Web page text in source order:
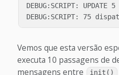
DEBUG:SCRIPT: UPDATE 5
Vemos que esta versão
executa 10 passagens de
mensagens entre
init()